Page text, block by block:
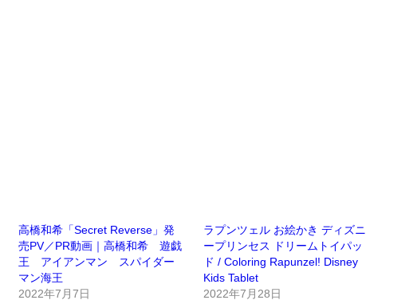
高橋和希「Secret Reverse」発
売PV／PR動画｜高橋和希 遊戯
王 アイアンマン スパイダー
マン海王
2022年7月7日
ラプンツェル お絵かき ディズニ
ープリンセス ドリームトイパッ
ド / Coloring Rapunzel! Disney
Kids Tablet
2022年7月28日